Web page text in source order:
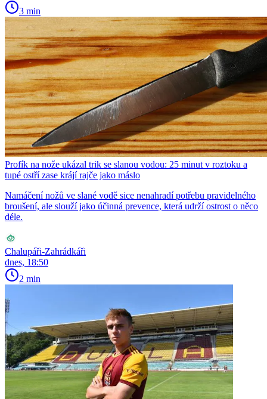
3 min
Profík na nože ukázal trik se slanou vodou: 25 minut v roztoku a
tupé ostří zase krájí rajče jako máslo
Namáčení nožů ve slané vodě sice nenahradí potřebu pravidelného
broušení, ale slouží jako účinná prevence, která udrží ostrost o něco
déle.
Chalupáři-Zahrádkáři
dnes, 18:50
2 min